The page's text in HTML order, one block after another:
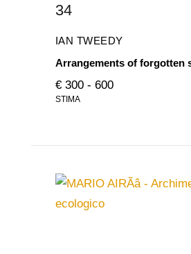
34
IAN TWEEDY
Arrangements of forgotten
€ 300 - 600
STIMA